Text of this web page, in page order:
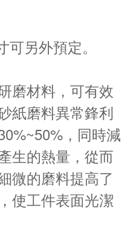
可另外預定。
磨材料，可有效
紙磨料異常鋒利
，同時減
生的熱量，從而
微的磨料提高了
使工件表面光潔